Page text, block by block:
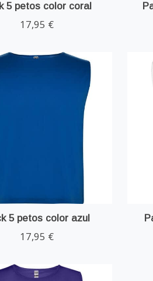
5 petos color coral
17,95 €
5 petos color azul
17,95 €